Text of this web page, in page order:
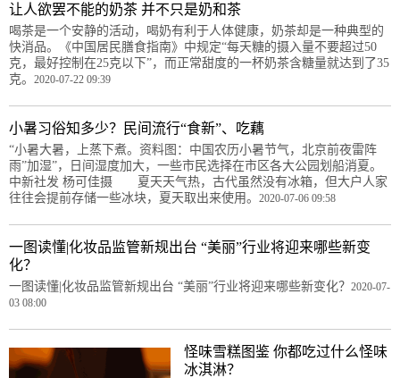
让人欲罢不能的奶茶 并不只是奶和茶
喝茶是一个安静的活动，喝奶有利于人体健康，奶茶却是一种典型的
快消品。《中国居民膳食指南》中规定“每天糖的摄入量不要超过50
克，最好控制在25克以下”，而正常甜度的一杯奶茶含糖量就达到了35
克。 2020-07-22 09:39
小暑习俗知多少？民间流行“食新”、吃藕
“小暑大暑，上蒸下煮。资料图：中国农历小暑节气，北京前夜雷阵
雨”加湿”，日间湿度加大，一些市民选择在市区各大公园划船消夏。
中新社发 杨可佳摄 夏天天气热，古代虽然没有冰箱，但大户人家
往往会提前存储一些冰块，夏天取出来使用。 2020-07-06 09:58
一图读懂|化妆品监管新规出台 “美丽”行业将迎来哪些新变
化？
一图读懂|化妆品监管新规出台 “美丽”行业将迎来哪些新变化？ 2020-07-
03 08:00
怪味雪糕图鉴 你都吃过什么怪味
冰淇淋？